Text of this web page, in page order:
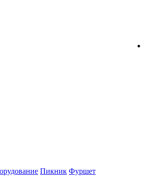
Пикник Фуршет